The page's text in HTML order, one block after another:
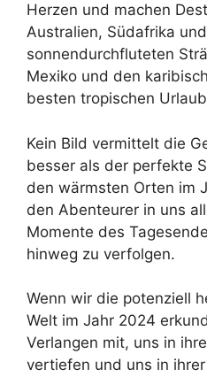
Herzen und machen
Australien, Südafrika
sonnendurchfluteten
Mexiko und den
besten tropischen
Kein Bild vermittelt die
besser als der perfekte
den wärmsten Orten im
den Abenteurer in uns
Momente des
hinweg zu verfolgen.
Wenn wir die potenziell
Welt im Jahr 2024
Verlangen mit, uns in
vertiefen und uns in